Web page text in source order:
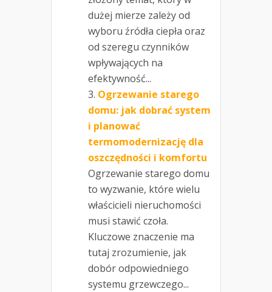
dużej mierze zależy od
wyboru źródła ciepła oraz
od szeregu czynników
wpływających na
efektywność...
Ogrzewanie starego
domu: jak dobrać system
i planować
termomodernizację dla
oszczędności i komfortu
Ogrzewanie starego domu
to wyzwanie, które wielu
właścicieli nieruchomości
musi stawić czoła.
Kluczowe znaczenie ma
tutaj zrozumienie, jak
dobór odpowiedniego
systemu grzewczego...